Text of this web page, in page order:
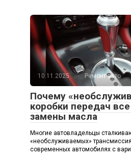
10.11.2025 Ремонт авто
Почему
коробки передач
замены масла
Многие автовладельцы
«необслуживаемых»
современных автомобилях с